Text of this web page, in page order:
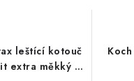
leštící kotouč
extra měkký M